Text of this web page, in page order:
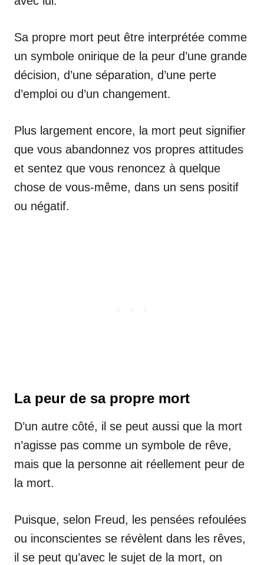
Sa propre mort peut être interprétée comme
un symbole onirique de la peur d’une grande
décision, d’une séparation, d’une perte
d’emploi ou d’un changement.
Plus largement encore, la mort peut signifier
que vous abandonnez vos propres attitudes
et sentez que vous renoncez à quelque
chose de vous-même, dans un sens positif
ou négatif.
La peur de sa propre mort
D’un autre côté, il se peut aussi que la mort
n’agisse pas comme un symbole de rêve,
mais que la personne ait réellement peur de
la mort.
Puisque, selon Freud, les pensées refoulées
ou inconscientes se révèlent dans les rêves,
il se peut qu’avec le sujet de la mort, on